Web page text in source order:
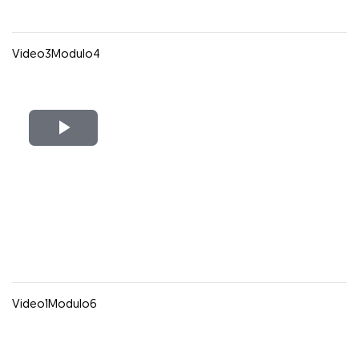
Video3Modulo4
Reproducir
Video1Modulo6